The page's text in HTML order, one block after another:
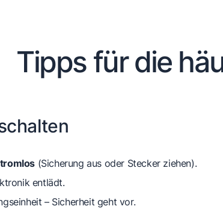
Tipps für die
(Sicherung aus oder Stecker ziehen).
entlädt.
– Sicherheit geht vor.